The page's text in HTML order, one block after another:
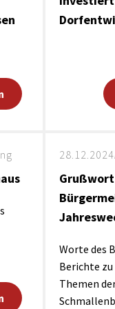
28.12.2024
Worte des
Berichte
Themen